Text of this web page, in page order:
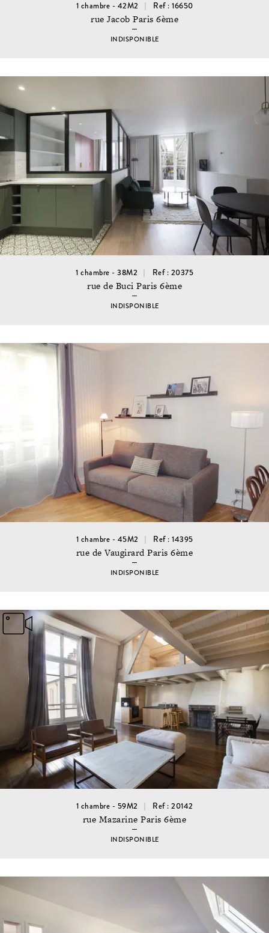
1 chambre - 42M2 Ref : 16650
rue Jacob Paris 6ème
INDISPONIBLE
1 chambre - 38M2 Ref : 20375
rue de Buci Paris 6ème
INDISPONIBLE
1 chambre - 45M2 Ref : 14395
rue de Vaugirard Paris 6ème
INDISPONIBLE
1 chambre - 59M2 Ref : 20142
rue Mazarine Paris 6ème
INDISPONIBLE